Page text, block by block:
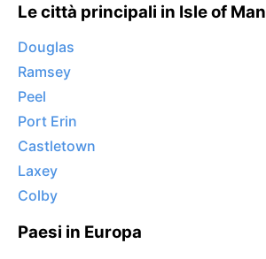
Le città principali in Isle of Man
Douglas
Ramsey
Peel
Port Erin
Castletown
Laxey
Colby
Paesi in Europa